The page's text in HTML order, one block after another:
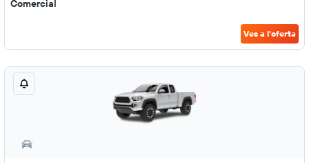
Comercial
Ves a l'oferta